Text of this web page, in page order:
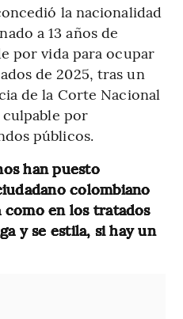
la nacionalidad
a 13 años de
por vida para ocupar
de 2025, tras un
de la Corte Nacional
por
públicos.
han puesto
colombiano
como en los tratados
y se estila, si hay un